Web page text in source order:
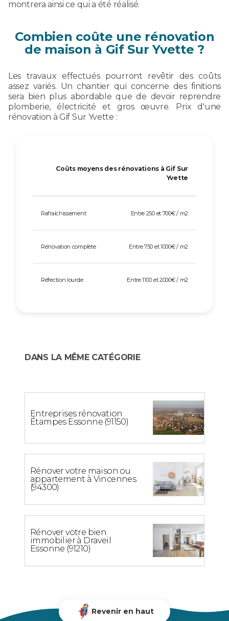
montrera ainsi ce qui a été réalisé.
Combien coûte une rénovation
de maison à Gif Sur Yvette ?
Les travaux effectués pourront revêtir des coûts
assez variés. Un chantier qui concerne des finitions
sera bien plus abordable que de devoir reprendre
plomberie, électricité et gros œuvre. Prix d'une
rénovation à Gif Sur Yvette :
Coûts moyens des rénovations à Gif Sur
Yvette
Rafraîchissement Entre 250 et 700€ / m2
Rénovation complète Entre 750 et 1000€ / m2
Réfection lourde Entre 1100 et 2000€ / m2
DANS LA MÊME CATÉGORIE
Entreprises rénovation
Étampes Essonne (91150)
Rénover votre maison ou
appartement à Vincennes
(94300)
Rénover votre bien
immobilier à Draveil
Essonne (91210)
Revenir en haut